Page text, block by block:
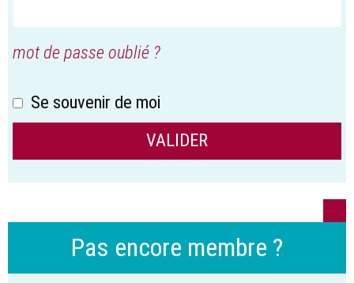
mot de passe oublié ?
Se souvenir de moi
Pas encore membre ?